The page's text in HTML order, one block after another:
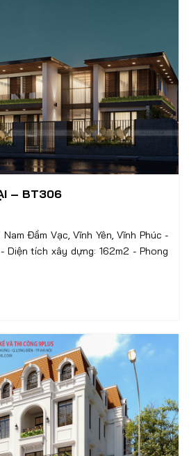
– BT306
Đầm Vạc, Vĩnh Yên, Vĩnh Phúc -
tích xây dựng: 162m2 - Phong